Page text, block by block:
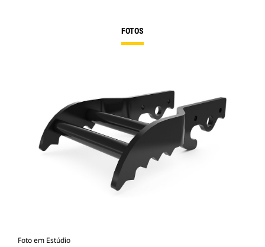
FOTOS
Foto em Estúdio